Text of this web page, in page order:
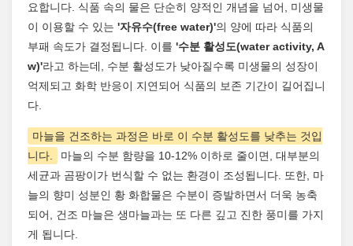
요합니다. 식품 속의 물은 단순히 양적인 개념을 넘어, 미생물
이 이용할 수 있는 '자유수(free water)'의 양에 따라 식품의
부패 속도가 결정됩니다. 이를 '수분 활성도(water activity, A
w)'라고 하는데, 수분 활성도가 낮아질수록 미생물의 성장이
억제되고 화학 반응이 지연되어 식품의 보존 기간이 길어집니
다.
마늘을 건조하는 과정은 바로 이 수분 활성도를 낮추는 것입
니다.
마늘의 수분 함량을 10-12% 이하로 줄이면, 대부분의
세균과 곰팡이가 번식할 수 없는 환경이 조성됩니다. 또한, 마
늘의 향미 성분인 황 화합물은 수분이 증발하면서 더욱 농축
되어, 건조 마늘은 생마늘과는 또 다른 깊고 진한 풍미를 가지
게 됩니다.